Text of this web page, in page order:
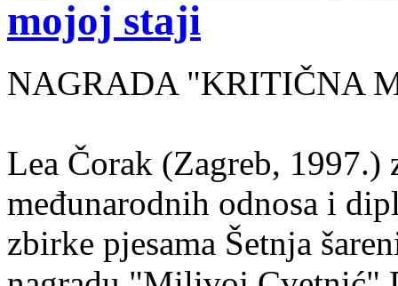
mojoj staji
NAGRADA "KRITIČNA
Lea Čorak (Zagreb,
međunarodnih odnosa i
zbirke pjesama Šetnja